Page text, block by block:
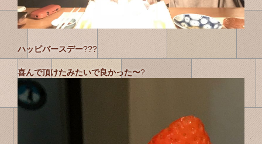
ハッピバースデー???
喜んで頂けたみたいで良かった〜?